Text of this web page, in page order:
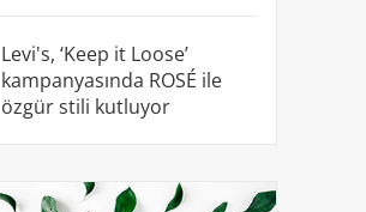
Levi's, ‘Keep it Loose’
kampanyasında ROSÉ ile
özgür stili kutluyor